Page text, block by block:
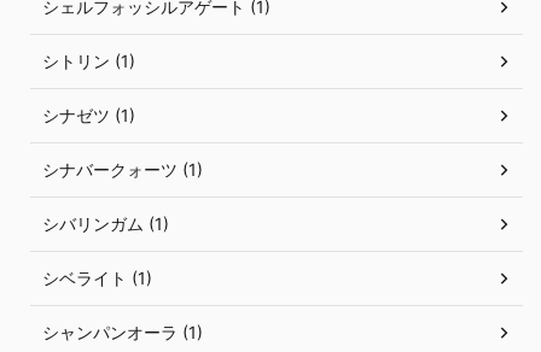
シェルフォッシルアゲート (1)
シトリン (1)
シナゼツ (1)
シナバークォーツ (1)
シバリンガム (1)
シベライト (1)
シャンパンオーラ (1)